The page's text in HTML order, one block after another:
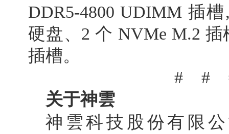
DDR5-4800 UDIMM 插
硬盘、2 个 NVMe M.2 插
插槽。
# #
关于神雲
神雲科技股份有限公